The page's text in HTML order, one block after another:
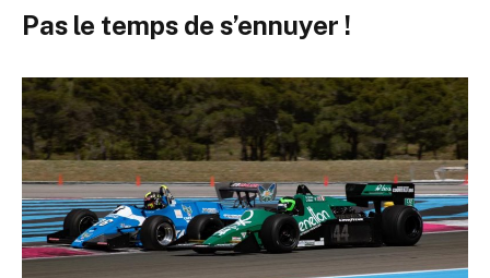
Pas le temps de s’ennuyer !